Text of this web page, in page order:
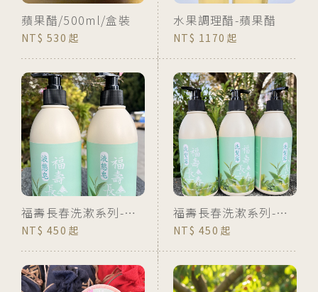
蘋果醋/500ml/盒裝
530
水果調理醋-蘋果醋
1170
福壽長春洗漱系列-液態皂
450
福壽長春洗漱系列-洗髮露
450